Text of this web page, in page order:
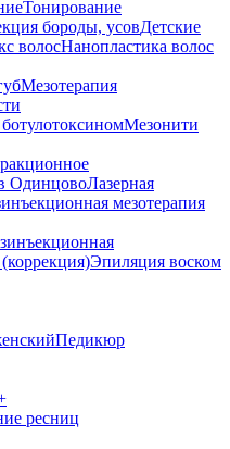
Тонирование
бороды, усовДетские
волосНанопластика волос
Мезотерапия
Мезонити
ОдинцовоЛазерная
мезотерапия
Эпиляция воском
Педикюр
ресниц